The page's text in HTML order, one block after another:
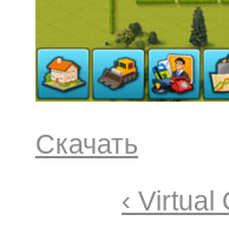
Скачать
‹ Virtual